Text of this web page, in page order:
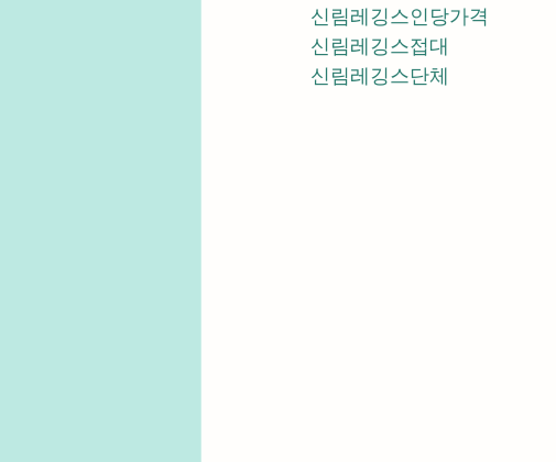
신림레깅스인당가격
신림레깅스접대
신림레깅스단체